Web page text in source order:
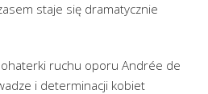
staje się dramatycznie
ruchu oporu Andrée de
i determinacji kobiet